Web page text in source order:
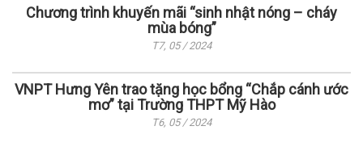
Chương trình khuyến mãi “sinh nhật nóng – cháy
mùa bóng”
T7, 05 / 2024
VNPT Hưng Yên trao tặng học bổng “Chắp cánh ước
mơ” tại Trường THPT Mỹ Hào
T6, 05 / 2024